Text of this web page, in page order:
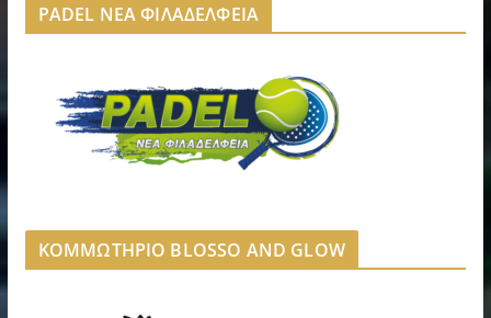
PADEL ΝΕΑ ΦΙΛΑΔΕΛΦΕΙΑ
ΚΟΜΜΩΤΗΡΙΟ BLOSSO AND GLOW